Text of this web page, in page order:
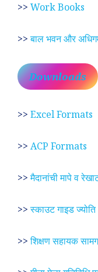
>> Work Books
>>बाल भवन और
Downloads
>> Excel Formats
>> ACP Formats
>>मैदानांची मापे व
>>स्काउट गाइड ज्योति
>>शिक्षण सहायक